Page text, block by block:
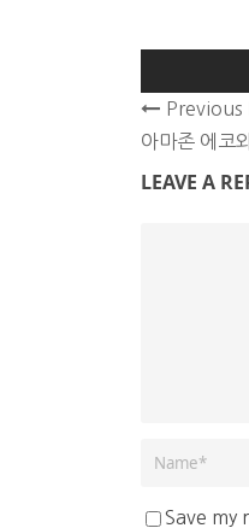
Previous
아마존 에코
LEAVE A
Save my